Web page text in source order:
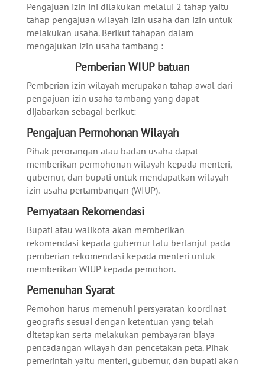
Pengajuan izin ini dilakukan melalui 2 tahap yaitu
tahap pengajuan wilayah izin usaha dan izin untuk
melakukan usaha. Berikut tahapan dalam
mengajukan izin usaha tambang :
Pemberian WIUP batuan
Pemberian izin wilayah merupakan tahap awal dari
pengajuan izin usaha tambang yang dapat
dijabarkan sebagai berikut:
Pengajuan Permohonan Wilayah
Pihak perorangan atau badan usaha dapat
memberikan permohonan wilayah kepada menteri,
gubernur, dan bupati untuk mendapatkan wilayah
izin usaha pertambangan (WIUP).
Pernyataan Rekomendasi
Bupati atau walikota akan memberikan
rekomendasi kepada gubernur lalu berlanjut pada
pemberian rekomendasi kepada menteri untuk
memberikan WIUP kepada pemohon.
Pemenuhan Syarat
Pemohon harus memenuhi persyaratan koordinat
geografis sesuai dengan ketentuan yang telah
ditetapkan serta melakukan pembayaran biaya
pencadangan wilayah dan pencetakan peta. Pihak
pemerintah yaitu menteri, gubernur, dan bupati akan